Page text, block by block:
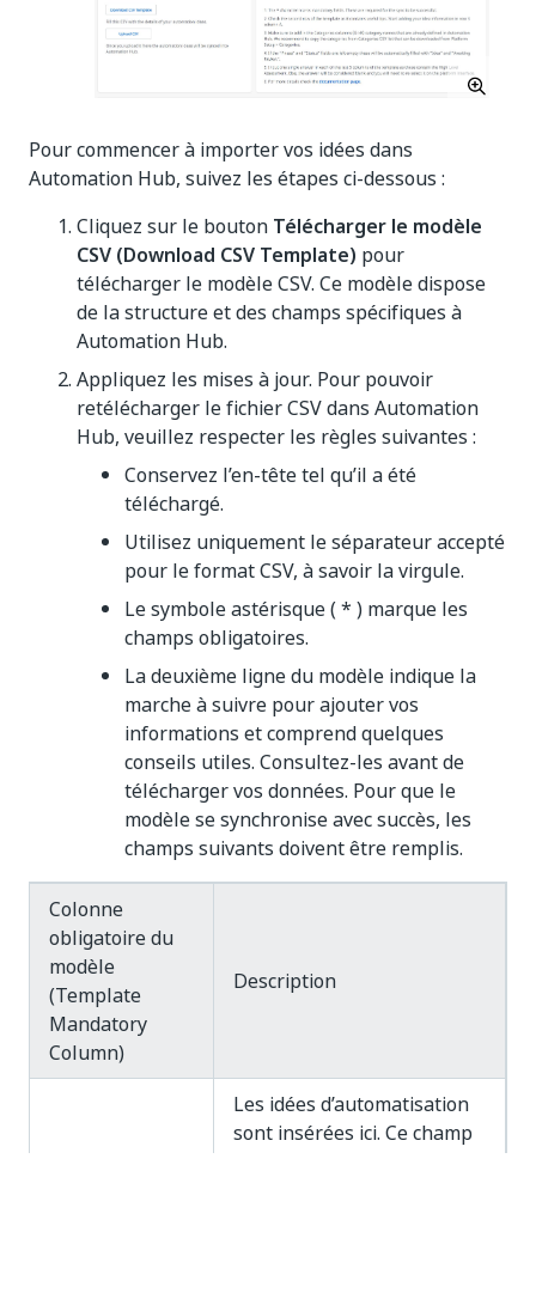
Pour commencer à importer vos idées dans
Automation Hub, suivez les étapes ci-dessous :
Cliquez sur le bouton Télécharger le modèle
CSV (Download CSV Template) pour
télécharger le modèle CSV. Ce modèle dispose
de la structure et des champs spécifiques à
Automation Hub.
Appliquez les mises à jour. Pour pouvoir
retélécharger le fichier CSV dans Automation
Hub, veuillez respecter les règles suivantes :
Conservez l’en-tête tel qu’il a été
téléchargé.
Utilisez uniquement le séparateur accepté
pour le format CSV, à savoir la virgule.
Le symbole astérisque ( * ) marque les
champs obligatoires.
La deuxième ligne du modèle indique la
marche à suivre pour ajouter vos
informations et comprend quelques
conseils utiles. Consultez-les avant de
télécharger vos données. Pour que le
modèle se synchronise avec succès, les
champs suivants doivent être remplis.
Colonne
obligatoire du
modèle
(Template
Mandatory
Column)
Description
Les idées d’automatisation
sont insérées ici. Ce champ